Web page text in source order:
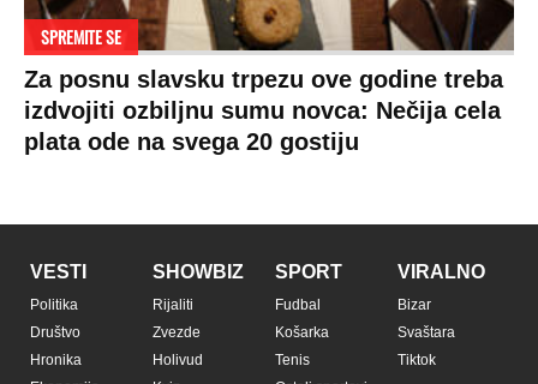
SPREMITE SE
Za posnu slavsku trpezu ove godine treba
izdvojiti ozbiljnu sumu novca: Nečija cela
plata ode na svega 20 gostiju
VESTI
Politika
Društvo
Hronika
SHOWBIZ
Rijaliti
Zvezde
Holivud
SPORT
Fudbal
Košarka
Tenis
VIRALNO
Bizar
Svaštara
Tiktok